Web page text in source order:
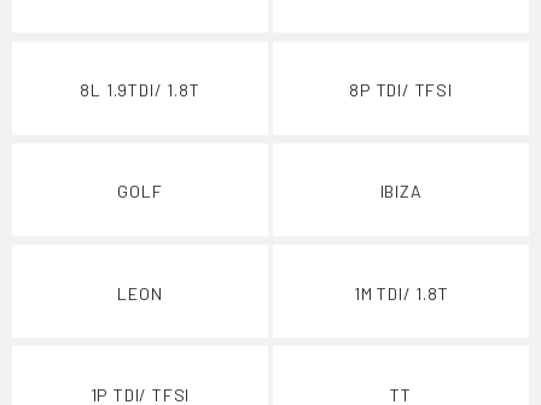
8L 1.9TDI/ 1.8T 8P TDI/ TFSI
GOLF IBIZA
LEON 1M TDI/ 1.8T
1P TDI/ TFSI TT